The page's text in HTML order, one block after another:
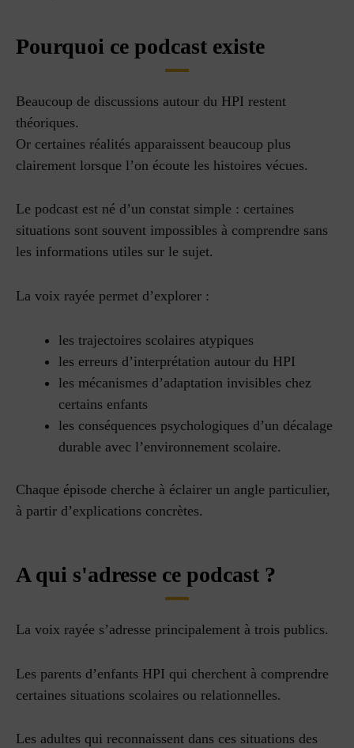
Pourquoi ce podcast existe
Beaucoup de discussions autour du HPI restent
théoriques.
Or certaines réalités apparaissent beaucoup plus
clairement lorsque l’on écoute les histoires vécues.
Le podcast est né d’un constat simple : certaines
situations sont souvent impossibles à comprendre sans
les informations utiles sur le sujet.
La voix rayée permet d’explorer :
les trajectoires scolaires atypiques
les erreurs d’interprétation autour du HPI
les mécanismes d’adaptation invisibles chez
certains enfants
les conséquences psychologiques d’un décalage
durable avec l’environnement scolaire.
Chaque épisode cherche à éclairer un angle particulier,
à partir d’explications concrètes.
A qui s'adresse ce podcast ?
La voix rayée s’adresse principalement à trois publics.
Les parents d’enfants HPI qui cherchent à comprendre
certaines situations scolaires ou relationnelles.
Les adultes qui reconnaissent dans ces situations des